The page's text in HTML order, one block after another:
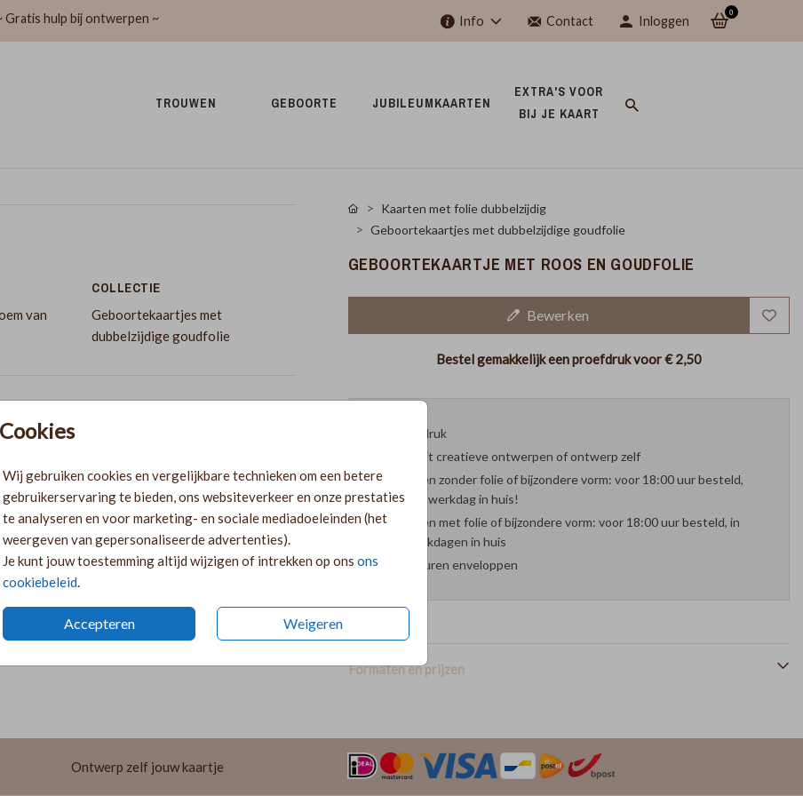
Gratis hulp bij ontwerpen ~ Info Contact Inloggen
0
TROUWEN GEBOORTE JUBILEUMKAARTEN
EXTRA'S VOOR
BIJ JE KAART
Cookies
Wij gebruiken cookies en vergelijkbare technieken om een betere
gebruikerservaring te bieden, ons websiteverkeer en onze prestaties
te analyseren en voor marketing- en sociale mediadoeleinden (het
weergeven van gepersonaliseerde advertenties).
Je kunt jouw toestemming altijd wijzigen of intrekken op ons ons
cookiebeleid
Accepteren Weigeren
van
COLLECTIE
Geboortekaartjes met
dubbelzijdige goudfolie
Kaarten met folie dubbelzijdig
Geboortekaartjes met dubbelzijdige goudfolie
GEBOORTEKAARTJE MET ROOS EN GOUDFOLIE
Bewerken
Bestel gemakkelijk een proefdruk voor€ 2,50
Proefdruk
Kies uit creatieve ontwerpen of ontwerp zelf
Kaarten zonder folie of bijzondere vorm: voor 18:00 uur besteld,
volgende werkdag in huis!
Kaarten met folie of bijzondere vorm: voor 18:00 uur besteld, in
twee werkdagen in huis
29 kleuren enveloppen
Formaten en prijzen
Ontwerp zelf jouw kaartje